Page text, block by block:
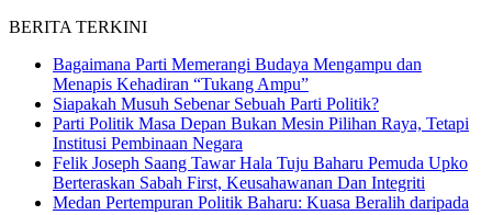
BERITA TERKINI
Bagaimana Parti Memerangi Budaya Mengampu dan
Menapis Kehadiran “Tukang Ampu”
Siapakah Musuh Sebenar Sebuah Parti Politik?
Parti Politik Masa Depan Bukan Mesin Pilihan Raya, Tetapi
Institusi Pembinaan Negara
Felik Joseph Saang Tawar Hala Tuju Baharu Pemuda Upko
Berteraskan Sabah First, Keusahawanan Dan Integriti
Medan Pertempuran Politik Baharu: Kuasa Beralih daripada